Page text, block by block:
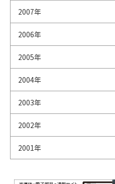
2007年
2006年
2005年
2004年
2003年
2002年
2001年